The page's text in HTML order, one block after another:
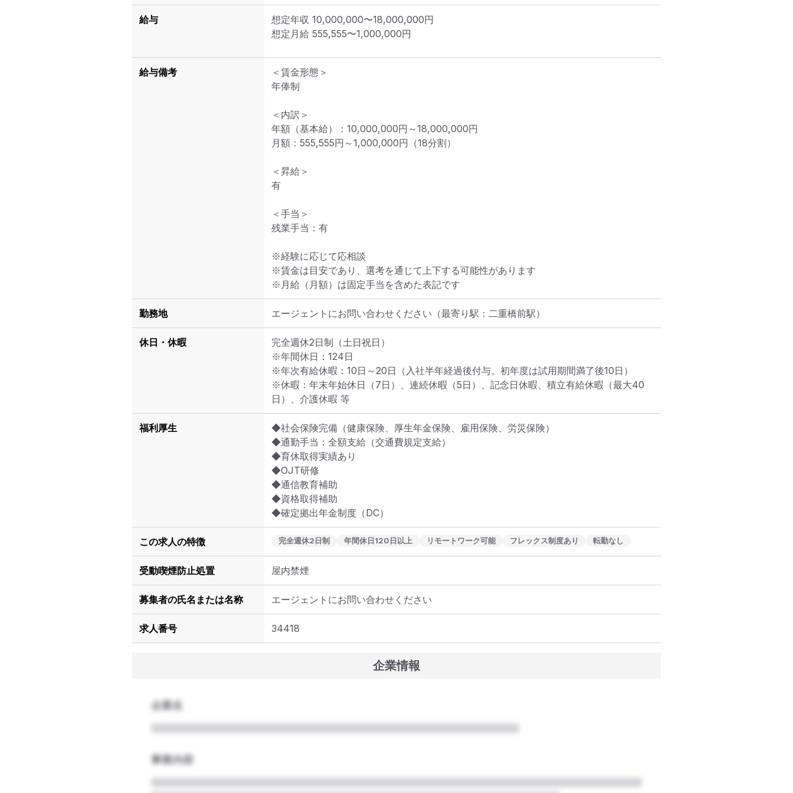
給与 想定年収 10,000,000〜18,000,000円
想定月給 555,555〜1,000,000円
給与備考
＜賃金形態＞
年俸制
＜内訳＞
年額（基本給）：10,000,000円～18,000,000円
月額：555,555円～1,000,000円（18分割）
＜昇給＞
有
＜手当＞
残業手当：有
※経験に応じて応相談
※賃金は目安であり、選考を通じて上下する可能性があります
※月給（月額）は固定手当を含めた表記です
勤務地 エージェントにお問い合わせください （最寄り駅：二重橋前駅）
休日・休暇
完全週休2日制（土日祝日）
※年間休日：124日
※年次有給休暇：10日～20日（入社半年経過後付与。初年度は試用期間満了後10日）
※休暇：年末年始休日（7日）、連続休暇（5日）、記念日休暇、積立有給休暇（最大40
日）、介護休暇 等
福利厚生
◆社会保険完備（健康保険、厚生年金保険、雇用保険、労災保険）
◆通勤手当：全額支給（交通費規定支給）
◆育休取得実績あり
◆OJT研修
◆通信教育補助
◆資格取得補助
◆確定拠出年金制度（DC）
この求人の特徴 完全週休2日制 年間休日120日以上 リモートワーク可能 フレックス制度あり 転勤なし
受動喫煙防止処置 屋内禁煙
募集者の氏名または名称 エージェントにお問い合わせください
求人番号 34418
企業情報
企業名
事業内容